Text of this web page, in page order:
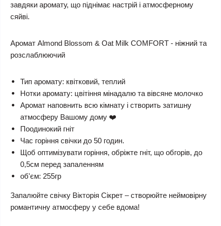
завдяки аромату, що піднімає настрій і атмосферному
сяйві.
Аромат Almond Blossom & Oat Milk COMFORT - ніжний та
розслаблюючий
Тип аромату: квітковий, теплий
Нотки аромату: цвітіння мінадалю та вівсяне молочко
Аромат наповнить всю кімнату і створить затишну
атмосферу Вашому дому ❤️
Поодинокий гніт
Час горіння свічки до 50 годин.
Щоб оптимізувати горіння, обріжте гніт, що обгорів, до
0,5см перед запаленням
об'єм: 255гр
Запалюйте свічку Вікторія Сікрет – створюйте неймовірну
романтичну атмосферу у себе вдома!